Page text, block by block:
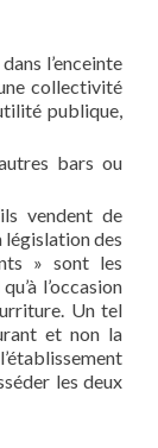
l’enceinte
collectivité
publique,
bars ou
vendent de
législation des
» sont les
l’occasion
Un tel
et non la
les deux